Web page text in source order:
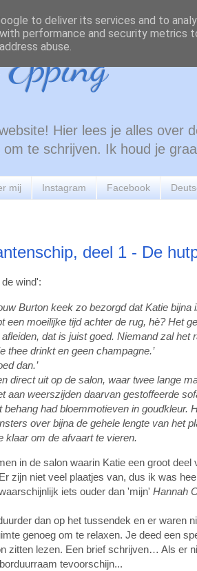
Hier lees je alles over
te schrijven. Ik houd je
mij Instagram Facebook
deel 1 - De
wind':
Burton keek zo bezorgd dat Katie bijna
een moeilijke tijd achter de rug, hè? Het
dat is juist goed. Niemand zal het
thee drinkt en geen champagne.’
dan.’
direct uit op de salon, waar twee lange
aan weerszijden daarvan gestoffeerde
behang had bloemmotieven in goudkleur.
over bijna de gehele lengte van het
klaar om de afvaart te vieren.
in de salon waarin Katie een groot deel
zijn niet veel plaatjes van, dus ik was
iets ouder dan 'mijn' Hannah
dan op het tussendek en er waren
genoeg om te relaxen. Je deed een
zitten lezen. Een brief schrijven… Als er
tevoorschijn...
to deliver its services and to
performance and security metrics
abuse.